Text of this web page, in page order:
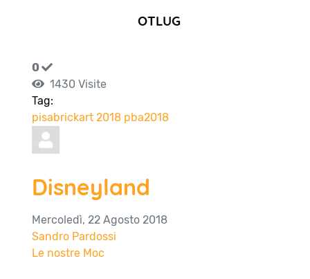
OTLUG
0
1430 Visite
Tag:
pisabrickart 2018 pba2018
Disneyland
Mercoledì, 22 Agosto 2018
Sandro Pardossi
Le nostre Moc